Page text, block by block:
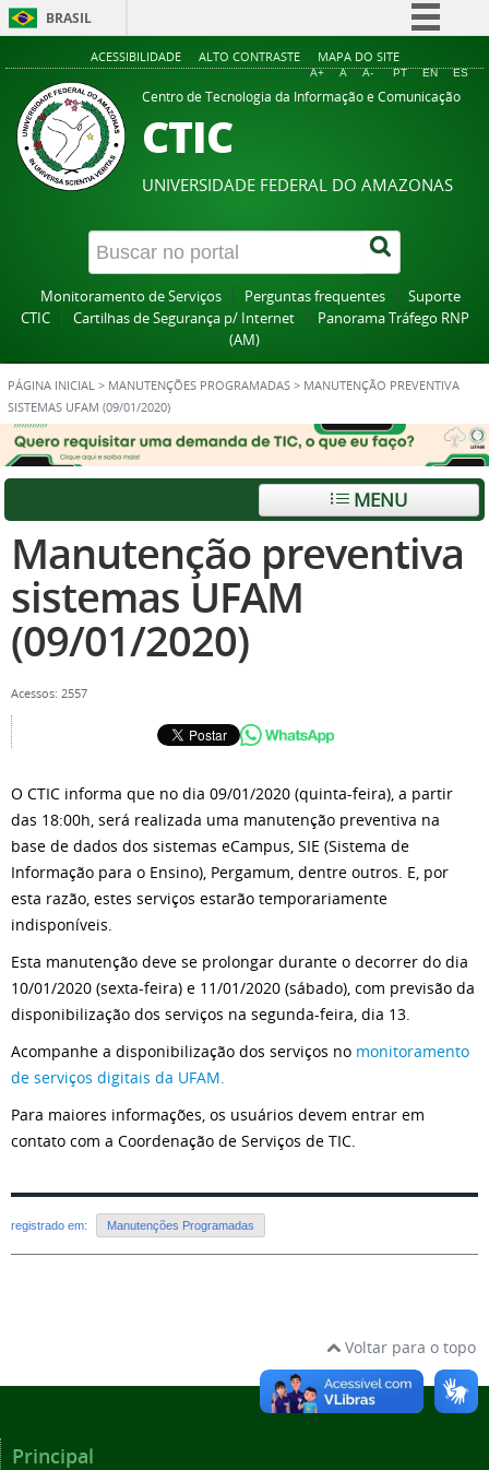
BRASIL
Simplifique!
Comunica BR
Legislação
Canais
ACESSIBILIDADE ALTO CONTRASTE MAPA DO SITE
A+ A A- PT EN ES
Centro de Tecnologia da Informação e Comunicação
CTIC
UNIVERSIDADE FEDERAL DO AMAZONAS
Monitoramento de Serviços Perguntas frequentes
Suporte
CTIC
Cartilhas de Segurança p/ Internet
Panorama Tráfego RNP
(AM)
PÁGINA INICIAL > MANUTENÇÕES PROGRAMADAS > MANUTENÇÃO PREVENTIVA
SISTEMAS UFAM (09/01/2020)
MENU
Manutenção preventiva
sistemas UFAM
(09/01/2020)
Acessos: 2557
O CTIC informa que no dia 09/01/2020 (quinta-feira), a partir
das 18:00h, será realizada uma manutenção preventiva na
base de dados dos sistemas eCampus, SIE (Sistema de
Informação para o Ensino), Pergamum, dentre outros. E, por
esta razão, estes serviços estarão temporariamente
indisponíveis.
Esta manutenção deve se prolongar durante o decorrer do dia
10/01/2020 (sexta-feira) e 11/01/2020 (sábado), com previsão da
disponibilização dos serviços na segunda-feira, dia 13.
Acompanhe a disponibilização dos serviços no monitoramento
de serviços digitais da UFAM.
Para maiores informações, os usuários devem entrar em
contato com a Coordenação de Serviços de TIC.
registrado em: Manutenções Programadas
Voltar para o topo
Principal